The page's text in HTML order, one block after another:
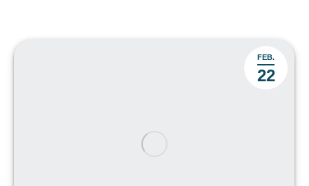
FEB.
22